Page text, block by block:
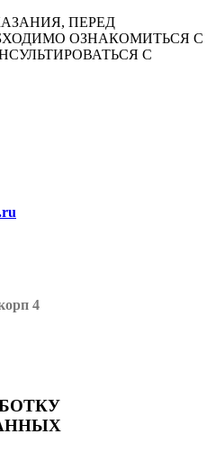
ПЕРЕД
ОЗНАКОМИТЬСЯ С
С
4